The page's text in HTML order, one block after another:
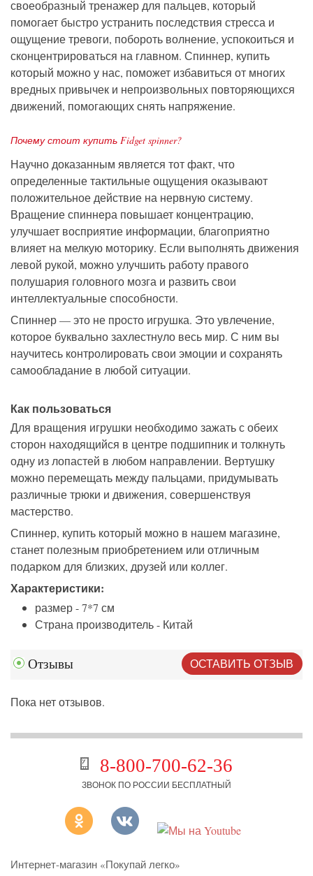
своеобразный тренажер для пальцев, который
помогает быстро устранить последствия стресса и
ощущение тревоги, побороть волнение, успокоиться и
сконцентрироваться на главном. Спиннер, купить
который можно у нас, поможет избавиться от многих
вредных привычек и непроизвольных повторяющихся
движений, помогающих снять напряжение.
Почему стоит купить Fidget spinner?
Научно доказанным является тот факт, что
определенные тактильные ощущения оказывают
положительное действие на нервную систему.
Вращение спиннера повышает концентрацию,
улучшает восприятие информации, благоприятно
влияет на мелкую моторику. Если выполнять движения
левой рукой, можно улучшить работу правого
полушария головного мозга и развить свои
интеллектуальные способности.
Спиннер — это не просто игрушка. Это увлечение,
которое буквально захлестнуло весь мир. С ним вы
научитесь контролировать свои эмоции и сохранять
самообладание в любой ситуации.
Как пользоваться
Для вращения игрушки необходимо зажать с обеих
сторон находящийся в центре подшипник и толкнуть
одну из лопастей в любом направлении. Вертушку
можно перемещать между пальцами, придумывать
различные трюки и движения, совершенствуя
мастерство.
Спиннер, купить который можно в нашем магазине,
станет полезным приобретением или отличным
подарком для близких, друзей или коллег.
Характеристики:
размер - 7*7 см
Страна производитель - Китай
Отзывы ОСТАВИТЬ ОТЗЫВ
Пока нет отзывов.
8-800-700-62-36
ЗВОНОК ПО РОССИИ БЕСПЛАТНЫЙ
Интернет-магазин «Покупай легко»